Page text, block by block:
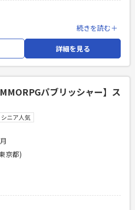
トフォンのモーションデザインで
業務を想定しています。 ・Mayaや
ーション制作 ・Unityを使ったゲー
や開発、既存タイトルの更新など、
お任せします。 また、本人のスキ
初から新規タイトルの制作に参入
◎環境 プロジェクトリーダーを筆
デザイナー、プランナーと10～20名
仕事の魅力 お客様の声がダイレクト
ざまな面でやりがいを感じること
ざまな経験ができます。 また、主体
しいことにチャレンジさせてもら
続きを読む＋
詳細を見る
パブリッシャー】ス
シニア人気
京都)